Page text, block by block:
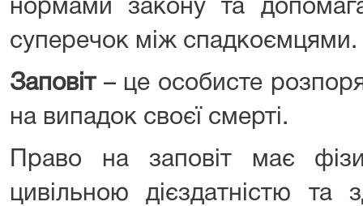
нормами закону та
суперечок між спадкоємцями.
Заповіт– це особисте
на випадок своєї смерті.
Право на заповіт має
цивільною дієздатністю та